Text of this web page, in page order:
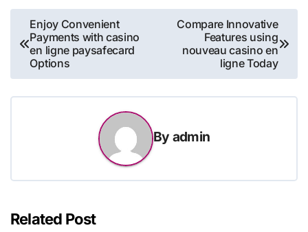
Post
navigation
Enjoy Convenient
Payments with casino
en ligne paysafecard
Options
Compare Innovative
Features using
nouveau casino en
ligne Today
By admin
Related Post